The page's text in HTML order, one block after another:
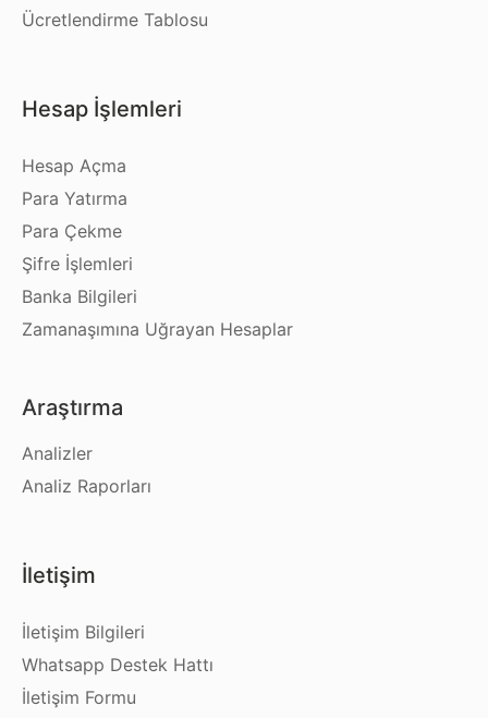
Ücretlendirme Tablosu
Hesap İşlemleri
Hesap Açma
Para Yatırma
Para Çekme
Şifre İşlemleri
Banka Bilgileri
Zamanaşımına Uğrayan Hesaplar
Araştırma
Analizler
Analiz Raporları
İletişim
İletişim Bilgileri
Whatsapp Destek Hattı
İletişim Formu